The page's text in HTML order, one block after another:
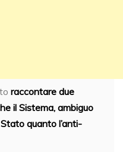
raccontare due
il Sistema, ambiguo
quanto l’anti-